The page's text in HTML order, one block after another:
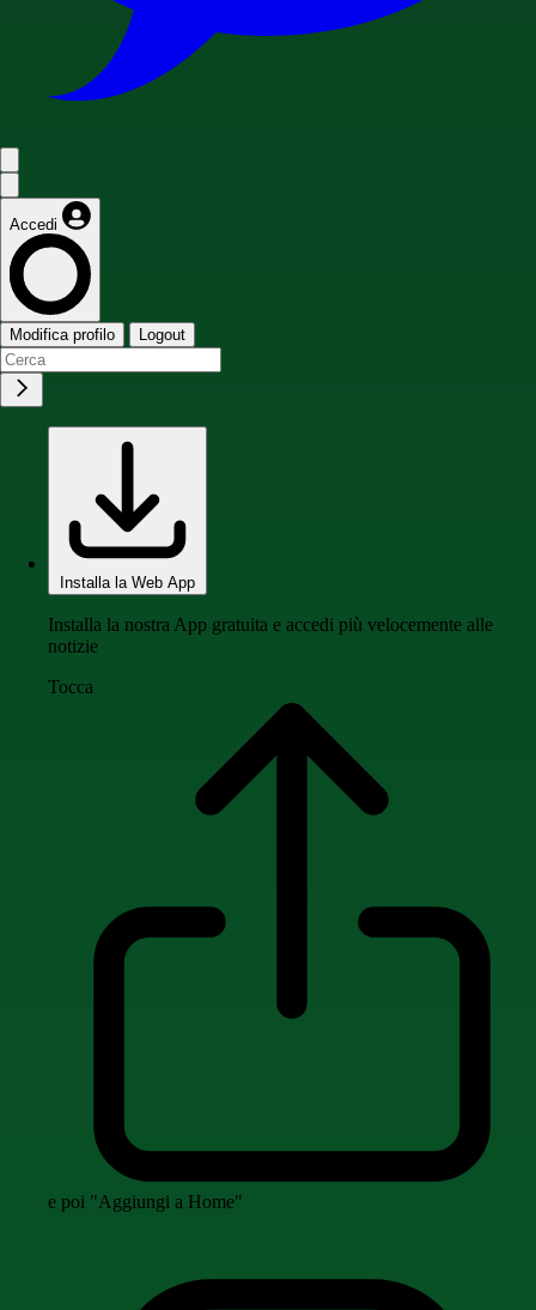
Accedi
Modifica profilo Logout
Installa la Web App
Installa la nostra App gratuita e accedi più velocemente alle
notizie
Tocca
e poi "Aggiungi a Home"